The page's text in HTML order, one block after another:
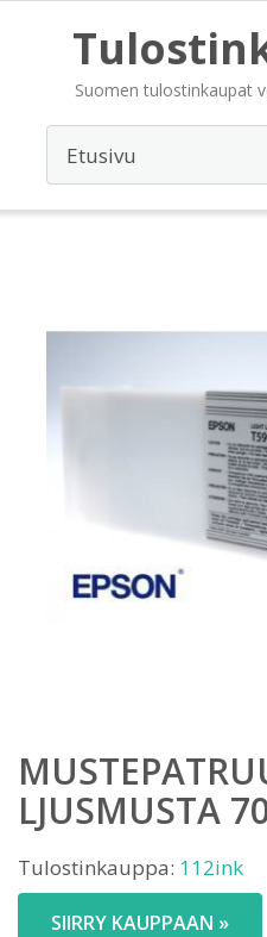
Suomen tulostinkaupat
LJUSMUSTA
Tulostinkauppa: 112ink
SIIRRY KAUPPAAN »